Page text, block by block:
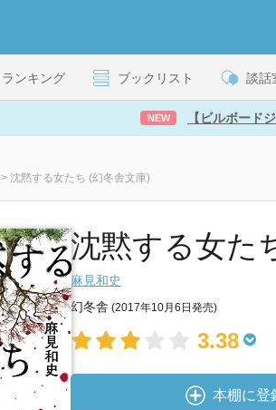
ランキング ブックリスト 談話
NEW 【ビルボード
> 沈黙する女たち (幻冬舎文庫)
沈黙する女た
麻見和史
幻冬舎 (2017年10月6日発売)
3.38
本棚に登